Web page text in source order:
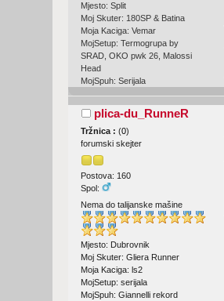
Mjesto: Split
Moj Skuter: 180SP & Batina
Moja Kaciga: Vemar
MojSetup: Termogrupa by
SRAD, OKO pwk 26, Malossi
Head
MojSpuh: Serijala
plica-du_RunneR
Tržnica :(0)
forumski skejter
Postova: 160
Spol:
Nema do talijanske mašine
Mjesto: Dubrovnik
Moj Skuter: Gliera Runner
Moja Kaciga: ls2
MojSetup: serijala
MojSpuh: Giannelli rekord